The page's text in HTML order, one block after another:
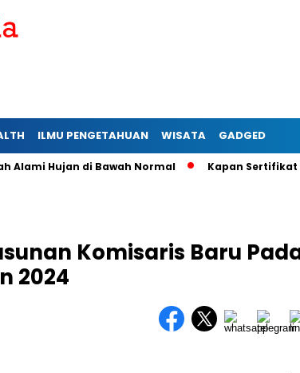
ILMU PENGETAHUAN WISATA GADGED
Hujan di Bawah Normal Kapan Sertifikat Halal
Komisaris Baru
2024